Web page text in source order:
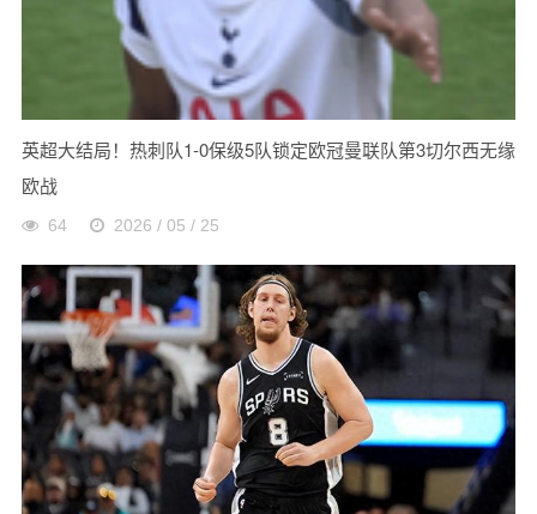
英超大结局！热刺队1-0保级5队锁定欧冠曼联队第3切尔西无缘
欧战
64 2026 / 05 / 25